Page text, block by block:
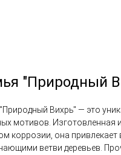
"Природный
Вихрь" — это
мотивов. Изготовленная
коррозии, она
ветви деревьев.